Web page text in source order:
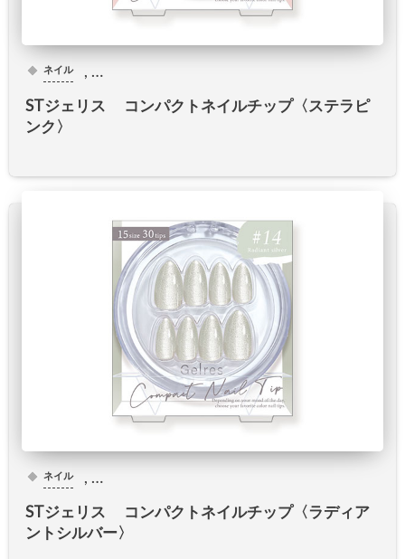
ネイル
STジェリス コンパクトネイルチップ〈ステラピ
ンク〉
ネイル
STジェリス コンパクトネイルチップ〈ラディア
ントシルバー〉